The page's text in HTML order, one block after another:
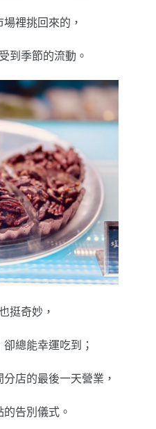
裡挑回來的，
到季節的流動。
挺奇妙，
總能幸運吃到；
店的最後一天營業，
告別儀式。